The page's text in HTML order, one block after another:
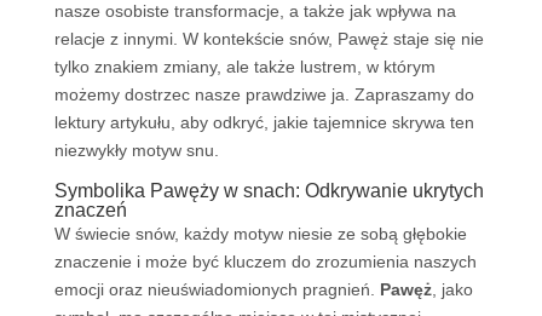
nasze osobiste transformacje, a także jak wpływa na
relacje z innymi. W kontekście snów, Pawęż staje się nie
tylko znakiem zmiany, ale także lustrem, w którym
możemy dostrzec nasze prawdziwe ja. Zapraszamy do
lektury artykułu, aby odkryć, jakie tajemnice skrywa ten
niezwykły motyw snu.
Symbolika Pawęży w snach: Odkrywanie ukrytych
znaczeń
W świecie snów, każdy motyw niesie ze sobą głębokie
znaczenie i może być kluczem do zrozumienia naszych
emocji oraz nieuświadomionych pragnień. Pawęż, jako